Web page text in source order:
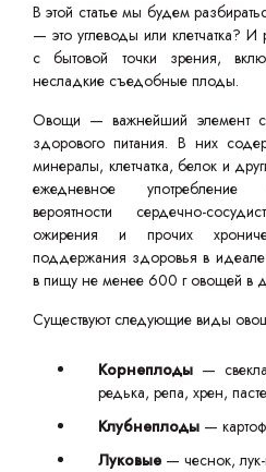
В этой статье мы будем
— это углеводы или клетчатка?
с бытовой точки зрения,
несладкие съедобные плоды.
Овощи — важнейший элемент
здорового питания. В них
минералы, клетчатка, белок и
ежедневное употребление
вероятности сердечно-
ожирения и прочих
поддержания здоровья в идеале
в пищу не менее 600 г овощей в
Существуют следующие виды
Корнеплоды —
редька, репа, хрен,
Клубнеплоды —
Луковые — чеснок,